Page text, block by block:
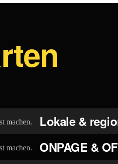
Lokale &
ONPAGE &